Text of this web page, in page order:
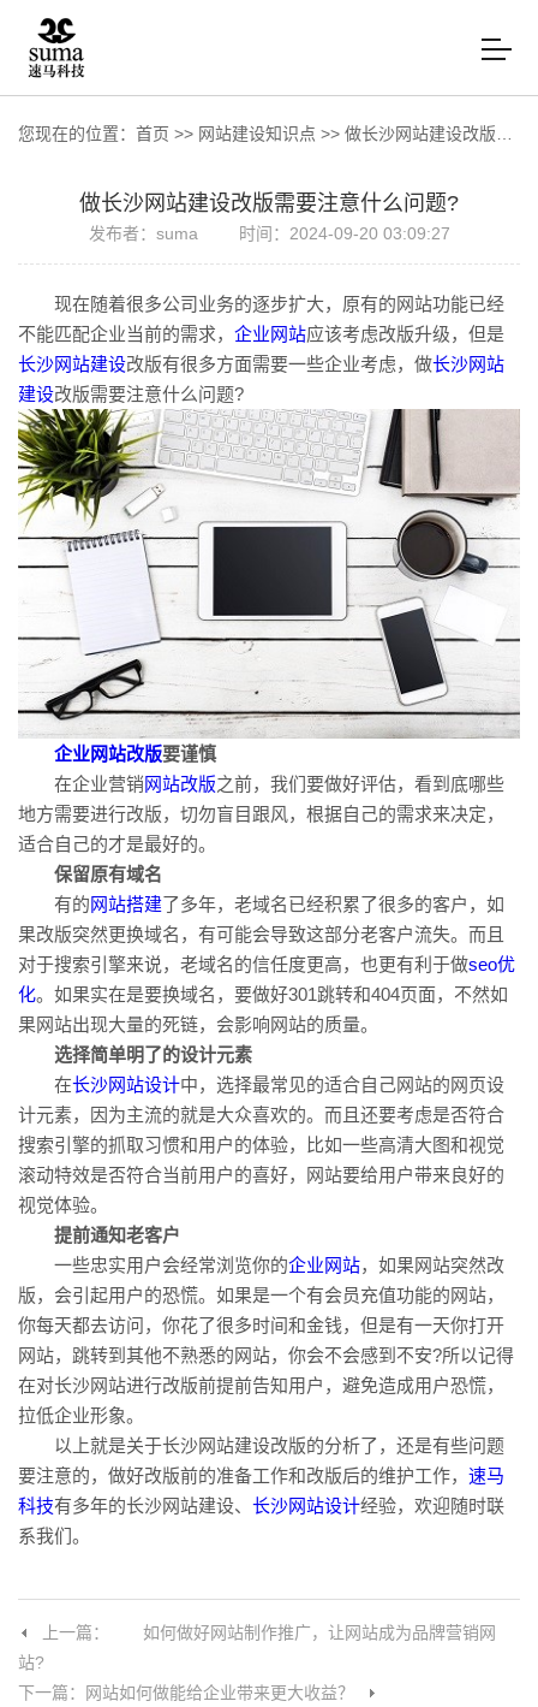
您现在的位置： 首页 >> 网站建设知识点 >> 做长沙网站建设改版需要注意什么问题?
做长沙网站建设改版需要注意什么问题?
发布者：suma 时间：2024-09-20 03:09:27
现在随着很多公司业务的逐步扩大，原有的网站功能已经
不能匹配企业当前的需求， 企业网站应该考虑改版升级，但是
长沙网站建设改版有很多方面需要一些企业考虑，做长沙网站
建设改版需要注意什么问题?
企业网站改版要谨慎
在企业营销网站改版之前，我们要做好评估，看到底哪些
地方需要进行改版，切勿盲目跟风，根据自己的需求来决定，
适合自己的才是最好的。
保留原有域名
有的网站搭建了多年，老域名已经积累了很多的客户，如
果改版突然更换域名，有可能会导致这部分老客户流失。而且
对于搜索引擎来说，老域名的信任度更高，也更有利于做seo优
化。如果实在是要换域名，要做好301跳转和404页面，不然如
果网站出现大量的死链，会影响网站的质量。
选择简单明了的设计元素
在长沙网站设计中，选择最常见的适合自己网站的网页设
计元素，因为主流的就是大众喜欢的。而且还要考虑是否符合
搜索引擎的抓取习惯和用户的体验，比如一些高清大图和视觉
滚动特效是否符合当前用户的喜好，网站要给用户带来良好的
视觉体验。
提前通知老客户
一些忠实用户会经常浏览你的企业网站，如果网站突然改
版，会引起用户的恐慌。如果是一个有会员充值功能的网站，
你每天都去访问，你花了很多时间和金钱，但是有一天你打开
网站，跳转到其他不熟悉的网站，你会不会感到不安?所以记得
在对长沙网站进行改版前提前告知用户，避免造成用户恐慌，
拉低企业形象。
以上就是关于长沙网站建设改版的分析了，还是有些问题
要注意的，做好改版前的准备工作和改版后的维护工作， 速马
科技有多年的长沙网站建设、 长沙网站设计经验，欢迎随时联
系我们。
上一篇： 如何做好网站制作推广，让网站成为品牌营销网
站?
下一篇：网站如何做能给企业带来更大收益？